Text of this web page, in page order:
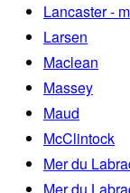
Lancaster -
Larsen
Maclean
Massey
Maud
McClintock
Mer du